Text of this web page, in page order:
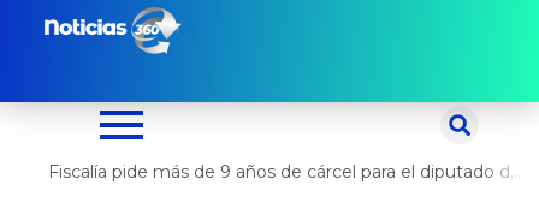
Fiscalía pide más de 9 años de cárcel para el diputado de oposición Harvey Colchado